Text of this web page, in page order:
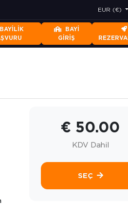
EUR (€)
BAYILIK
BAYI
GIRIŞ
€ 50.00
KDV Dahil
SEÇ